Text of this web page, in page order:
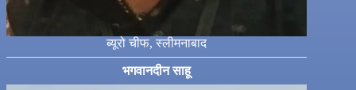
ब्यूरो चीफ, स्लीमनाबाद
भगवानदीन साहू